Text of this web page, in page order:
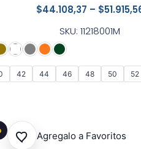
$44.108,37 – $
SKU: 11218001M
42 44 46 48 50 52
Agregalo a Favoritos